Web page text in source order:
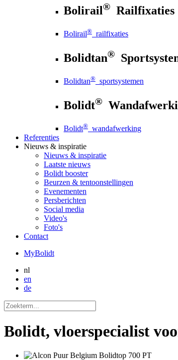
Bolirail® Railfixaties
Bolirail® railfixaties
Bolidtan®
Bolidtan® sportsystemen
Bolidt®
Bolidt® wandafwerking
Referenties
Nieuws & inspiratie
Nieuws & inspiratie
Laatste nieuws
Bolidt booster
Beurzen & tentoonstellingen
Evenementen
Persberichten
Social media
Video's
Foto's
Contact
MyBolidt
nl
en
de
Bolidt, vloerspecialist